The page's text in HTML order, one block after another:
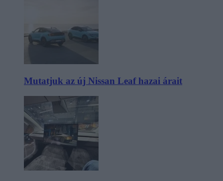
Mutatjuk az új Nissan Leaf hazai árait